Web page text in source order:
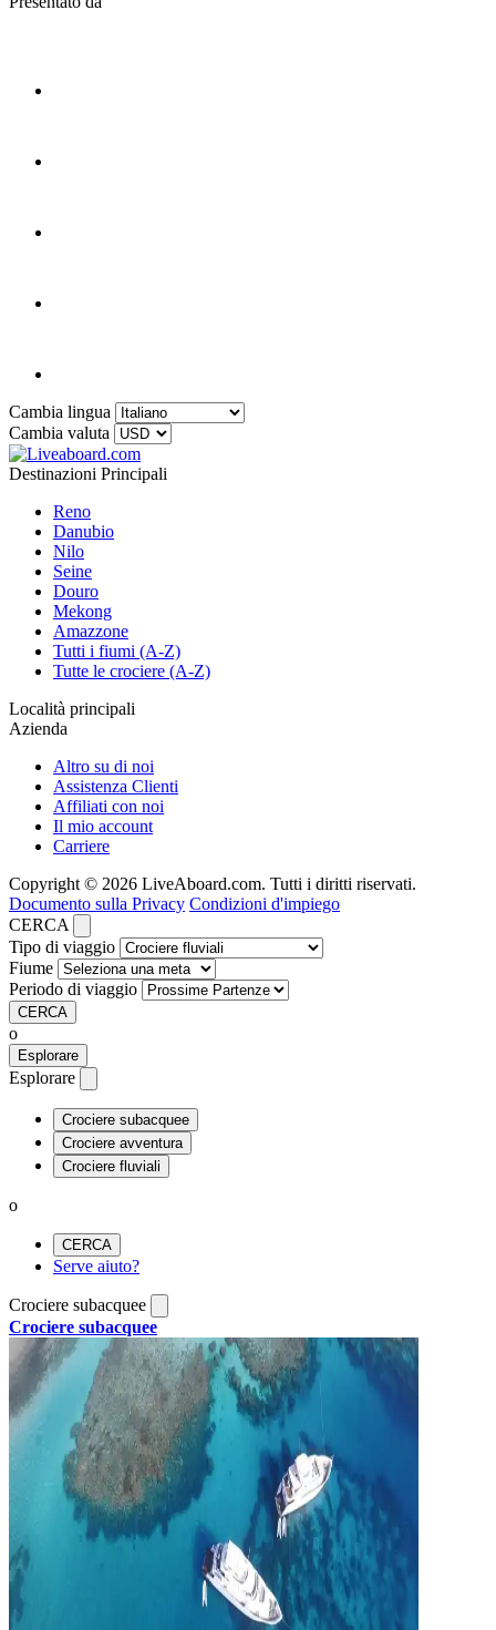
Cambia lingua
Cambia valuta
Destinazioni Principali
Reno
Danubio
Nilo
Seine
Douro
Mekong
Amazzone
Tutti i fiumi (A-Z)
Tutte le crociere (A-Z)
Località principali
Azienda
Altro su di noi
Assistenza Clienti
Affiliati con noi
Il mio account
Carriere
Copyright © 2026 LiveAboard.com. Tutti i diritti riservati.
Documento sulla Privacy Condizioni d'impiego
CERCA
Tipo di viaggio
Fiume
Periodo di viaggio
CERCA
o
Esplorare
Esplorare
Crociere subacquee
Crociere avventura
Crociere fluviali
o
CERCA
Serve aiuto?
Crociere subacquee
Crociere subacquee